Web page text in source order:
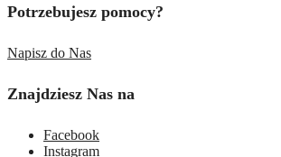
Potrzebujesz pomocy?
Napisz do Nas
Znajdziesz Nas na
Facebook
Instagram